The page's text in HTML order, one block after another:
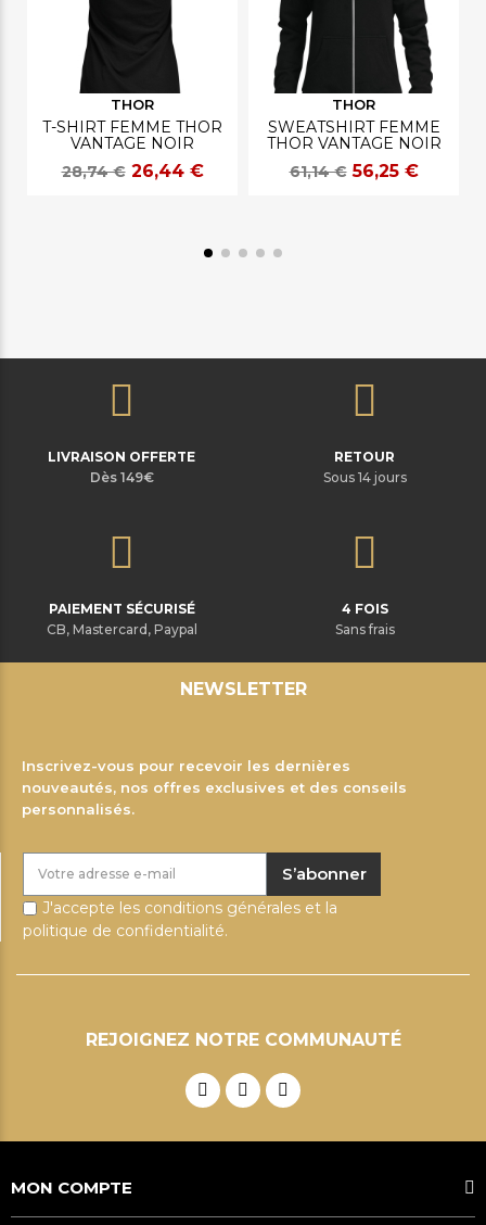
THOR
T-SHIRT FEMME THOR
VANTAGE NOIR
28,74 € 26,44 €
THOR
SWEATSHIRT FEMME
THOR VANTAGE NOIR
61,14 € 56,25 €
LIVRAISON OFFERTE
Dès 149€
RETOUR
Sous 14 jours
PAIEMENT SÉCURISÉ
CB, Mastercard, Paypal
4 FOIS
Sans frais
NEWSLETTER
Inscrivez-vous pour recevoir les dernières
nouveautés, nos offres exclusives et des conseils
personnalisés.
S’abonner
J'accepte les conditions générales et la
politique de confidentialité.
REJOIGNEZ NOTRE COMMUNAUTÉ
MON COMPTE